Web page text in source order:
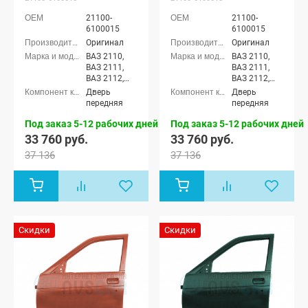
21100-
6100015
Оригинал
ВАЗ 2110,
ВАЗ 2111,
ВАЗ 2112,
Лада
Приора
2170), Лада
универсал
хэтчбек (ВАЗ
2172), Лада
21704), Лада
Приора-2
хэтчбек (ВАЗ
Дверь
передняя
Под заказ 5-12 рабочих дней
33 760 руб.
37 136
21100-
6100015
Оригинал
ВАЗ 2110,
ВАЗ 2111,
ВАЗ 2112,
Лада
Приора
2170), Лада
универсал
хэтчбек (ВАЗ
2172), Лада
21704), Лада
Приора-2
хэтчбек (ВАЗ
Дверь
передняя
Под заказ 5-12 рабочих дней
33 760 руб.
37 136
Скидки Скидки